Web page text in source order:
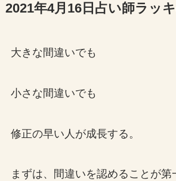
2021年4月16日占い師ラッ
大きな間違いでも
小さな間違いでも
修正の早い人が成長する。
まずは、間違いを認めることが